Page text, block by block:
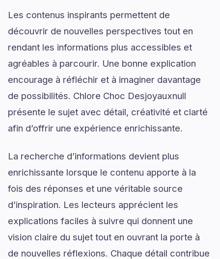
Les contenus inspirants permettent de
découvrir de nouvelles perspectives tout en
rendant les informations plus accessibles et
agréables à parcourir. Une bonne explication
encourage à réfléchir et à imaginer davantage
de possibilités. Chlore Choc Desjoyauxnull
présente le sujet avec détail, créativité et clarté
afin d’offrir une expérience enrichissante.
La recherche d’informations devient plus
enrichissante lorsque le contenu apporte à la
fois des réponses et une véritable source
d’inspiration. Les lecteurs apprécient les
explications faciles à suivre qui donnent une
vision claire du sujet tout en ouvrant la porte à
de nouvelles réflexions. Chaque détail contribue